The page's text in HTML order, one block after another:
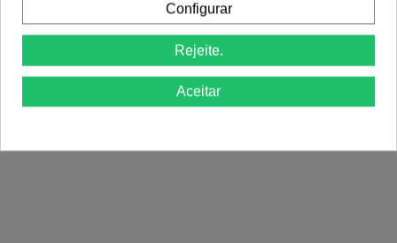
Lápis Olhos nº05 - Kajal - D'orleac
1,12 €2,78 €
Máscara HydraRepair 500ml - Royal
Configurar
Rejeite.
Aceitar